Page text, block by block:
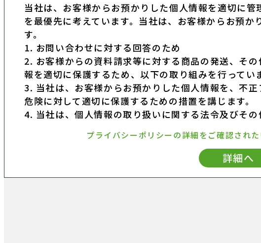
当社は、お客様からお預かりした個人情報を適切に
を最優先に考えています。当社は、お客様からお預
す。
1. お問い合わせに対する回答のため
2. お客様からの資料請求等に対する商品の発送、そ
報を適切に保護するため、以下の取り組みを行ってい
3. 当社は、お客様からお預かりした個人情報を、不
危険に対して適切に保護するための措置を講じます。
4. 当社は、個人情報の取り扱いに関する法令及びその
プライバシーポリシーの詳細をご確認され
詳細へ